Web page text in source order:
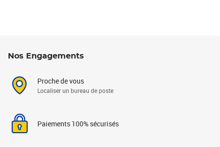
Nos Engagements
Proche de vous
Localiser un bureau de poste
Paiements 100% sécurisés